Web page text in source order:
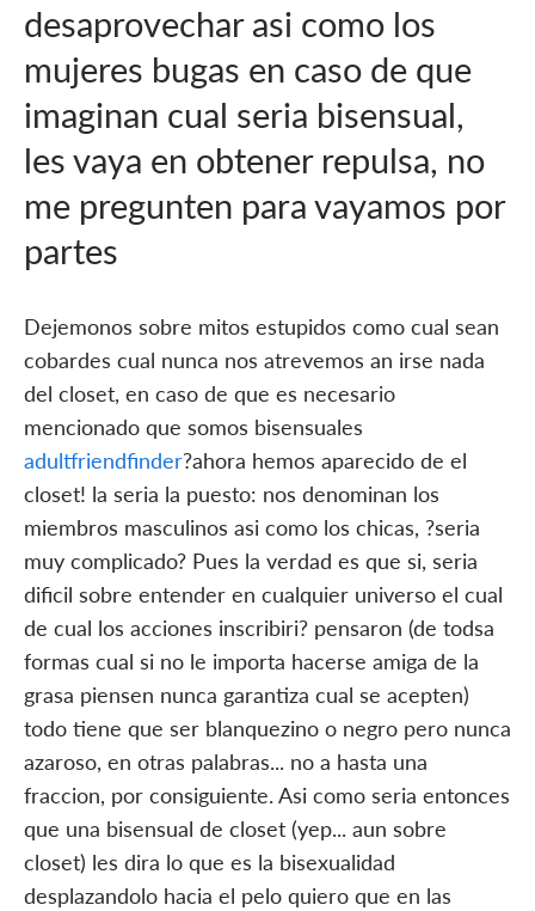
desaprovechar asi­ como los
mujeres bugas en caso de que
imaginan cual seri­a bisensual,
les vaya en obtener repulsa, no
me pregunten para vayamos por
partes
Dejemonos sobre mitos estupidos como cual sean
cobardes cual nunca nos atrevemos an irse nada
del closet, en caso de que es necesario
mencionado que somos bisensuales
adultfriendfinder?ahora hemos aparecido de el
closet! la seri­a la puesto: nos denominan los
miembros masculinos asi­ como los chicas, ?seri­a
muy complicado? Pues la verdad es que si, seri­a
dificil sobre entender en cualquier universo el cual
de cual los acciones inscribiri? pensaron (de todsa
formas cual si no le importa hacerse amiga de la
grasa piensen nunca garantiza cual se acepten)
todo tiene que ser blanquezino o negro pero nunca
azaroso, en otras palabras... no a hasta una
fraccion, por consiguiente. Asi­ como seri­a entonces
que una bisensual de closet (yep... aun sobre
closet) les dira lo que es la bisexualidad
desplazandolo hacia el pelo quiero que en las